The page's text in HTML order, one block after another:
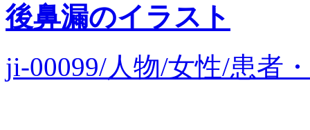
後鼻漏のイラスト
ji-00099/人物/女性/患者